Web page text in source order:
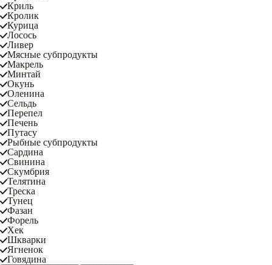
Криль
Кролик
Курица
Лосось
Ливер
Мясные субпродукты
Макрель
Минтай
Окунь
Оленина
Сельдь
Перепел
Печень
Путасу
Рыбные субпродукты
Сардина
Свинина
Скумбрия
Телятина
Треска
Тунец
Фазан
Форель
Хек
Шкварки
Ягненок
Говядина